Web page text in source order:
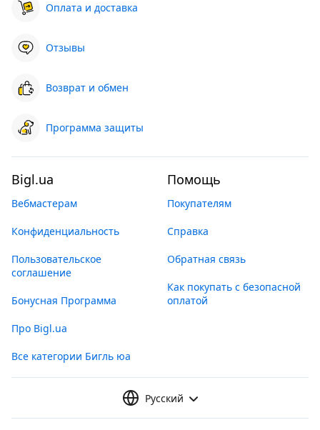
Оплата и доставка
Отзывы
Возврат и обмен
Программа защиты
Bigl.ua
Вебмастерам
Конфиденциальность
Пользовательское
соглашение
Бонусная Программа
Про Bigl.ua
Все категории Бигль юа
Помощь
Покупателям
Справка
Обратная связь
Как покупать с безопасной
оплатой
Русский